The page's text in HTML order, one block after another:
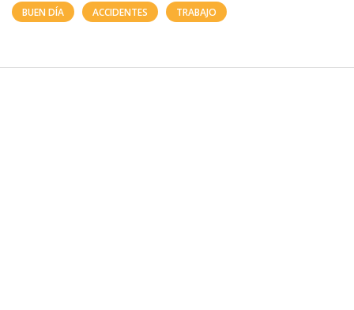
BUEN DÍA ACCIDENTES TRABAJO